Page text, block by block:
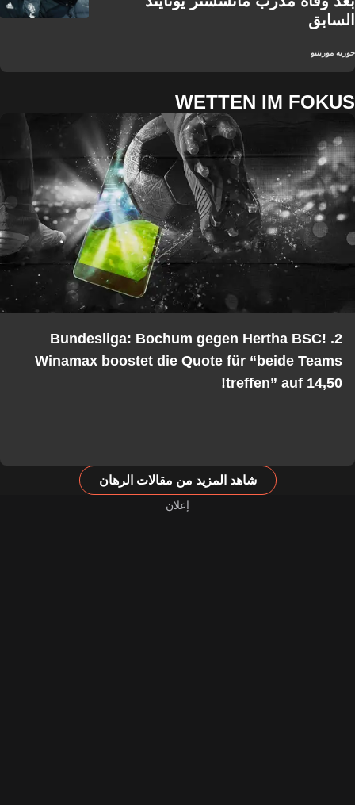
السابق
جوزيه مورينيو
WETTEN IM FOKUS
2. Bundesliga: Bochum gegen Hertha BSC!
Winamax boostet die Quote für “beide Teams
treffen” auf 14,50!
شاهد المزيد من مقالات الرهان